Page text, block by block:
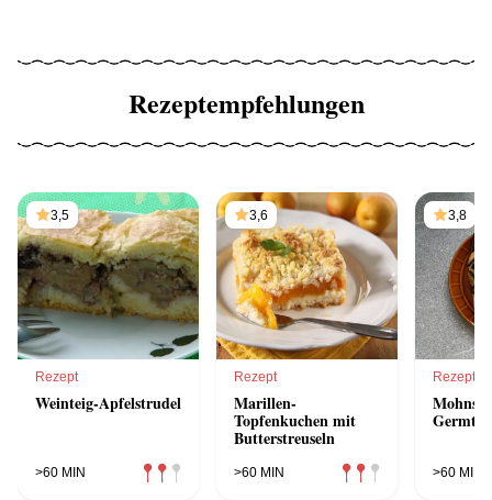
Rezeptempfehlungen
3,5
Rezept
Weinteig-Apfelstrudel
>60 MIN
3,6
Rezept
Marillen-
Topfenkuchen mit
Butterstreuseln
>60 MIN
3,8
Rezept
>60 MIN